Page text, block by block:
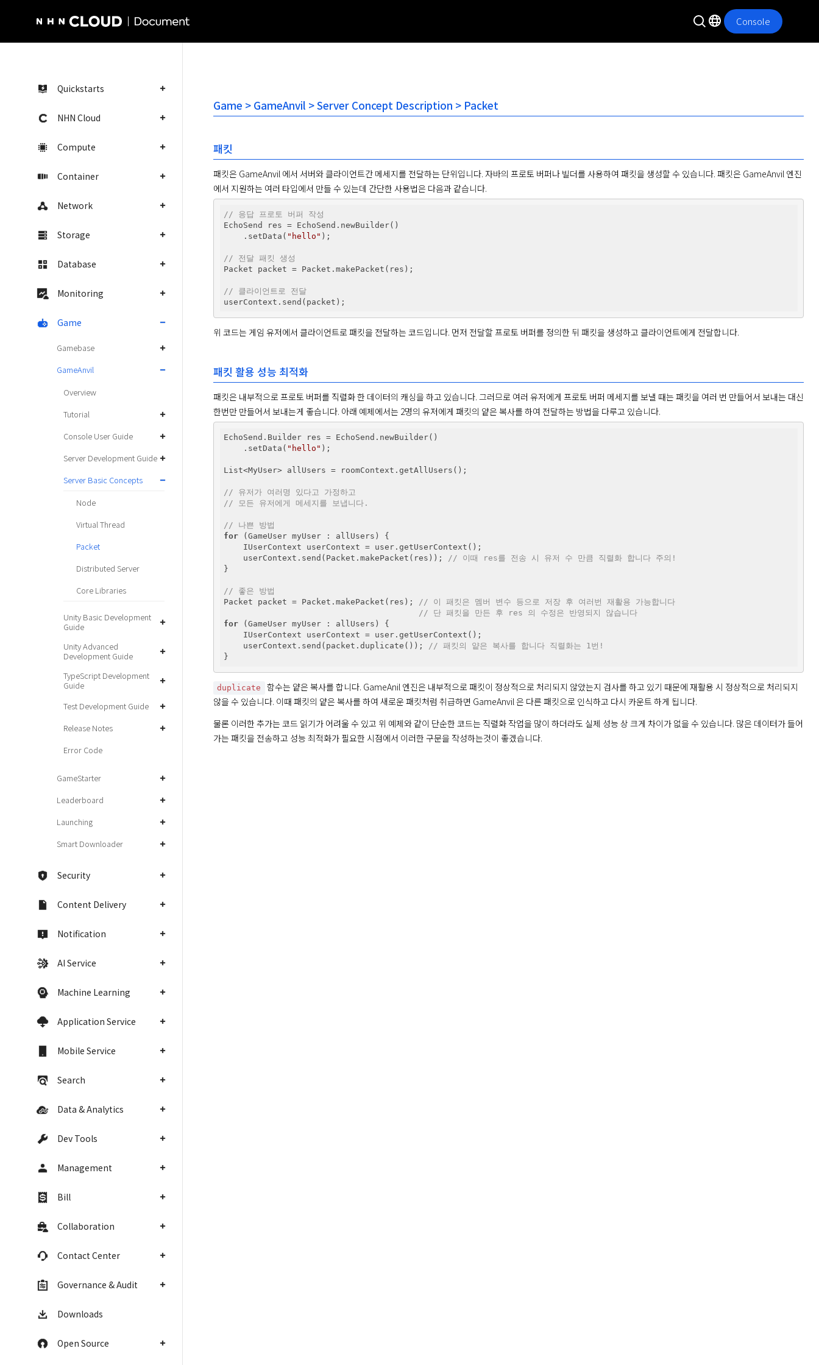
Console
Quickstarts
NHN Cloud
Compute
Container
Network
Storage
Database
Monitoring
Game
Gamebase
GameAnvil
Overview
Tutorial
Console User Guide
Server Development Guide
Server Basic Concepts
Node
Virtual Thread
Packet
Distributed Server
Core Libraries
Unity Basic Development
Guide
Unity Advanced
Development Guide
TypeScript Development
Guide
Test Development Guide
Release Notes
Error Code
GameStarter
Leaderboard
Launching
Smart Downloader
Security
Content Delivery
Notification
AI Service
Machine Learning
Application Service
Mobile Service
Search
Data & Analytics
Dev Tools
Management
Bill
Collaboration
Contact Center
Governance & Audit
Downloads
Open Source
Game > GameAnvil > Server Concept Description > Packet
패킷
패킷은 GameAnvil 에서 서버와 클라이언트간 메세지를 전달하는 단위입니다. 자바의 프로토 버퍼나 빌더를 사용하여 패킷을 생성할 수 있습니다. 패킷은 GameAnvil 엔진
에서 지원하는 여러 타입에서 만들 수 있는데 간단한 사용법은 다음과 같습니다.
// 응답 프로토 버퍼 작성
EchoSend res = EchoSend.newBuilder()
    .setData(
"hello" );
// 전달 패킷 생성
Packet packet = Packet.makePacket(res);
// 클라이언트로 전달
위 코드는 게임 유저에서 클라이언트로 패킷을 전달하는 코드입니다. 먼저 전달할 프로토 버퍼를 정의한 뒤 패킷을 생성하고 클라이언트에게 전달합니다.
패킷 활용 성능 최적화
패킷은 내부적으로 프로토 버퍼를 직렬화 한 데이터의 캐싱을 하고 있습니다. 그러므로 여러 유저에게 프로토 버퍼 메세지를 보낼 때는 패킷을 여러 번 만들어서 보내는 대신
한번만 만들어서 보내는게 좋습니다. 아래 예제에서는 2명의 유저에게 패킷의 얕은 복사를 하여 전달하는 방법을 다루고 있습니다.
EchoSend.Builder res = EchoSend.newBuilder()
    .setData(
"hello" );
List<MyUser> allUsers = roomContext.getAllUsers();
// 유저가 여러명 있다고 가정하고
// 모든 유저에게 메세지를 보냅니다.
// 나쁜 방법
for (GameUser myUser : allUsers) {
    IUserContext userContext = user.getUserContext();
    userContext.send(Packet.makePacket(res));
// 이때 res를 전송 시 유저 수 만큼 직렬화 합니다 주의!
}
// 좋은 방법
Packet packet = Packet.makePacket(res); // 이 패킷은 멤버 변수 등으로 저장 후 여러번 재활용 가능합니다
// 단 패킷을 만든 후 res 의 수정은 반영되지 않습니다
for (GameUser myUser : allUsers) {
    IUserContext userContext = user.getUserContext();
    userContext.send(packet.duplicate());
// 패킷의 얕은 복사를 합니다 직렬화는 1번!
duplicate
함수는 얕은 복사를 합니다. GameAnil 엔진은 내부적으로 패킷이 정상적으로 처리되지 않았는지 검사를 하고 있기 때문에 재활용 시 정상적으로 처리되지
않을 수 있습니다. 이때 패킷의 얕은 복사를 하여 새로운 패킷처럼 취급하면 GameAnvil 은 다른 패킷으로 인식하고 다시 카운트 하게 됩니다.
물론 이러한 추가는 코드 읽기가 어려울 수 있고 위 예제와 같이 단순한 코드는 직렬화 작업을 많이 하더라도 실제 성능 상 크게 차이가 없을 수 있습니다. 많은 데이터가 들어
가는 패킷을 전송하고 성능 최적화가 필요한 시점에서 이러한 구문을 작성하는것이 좋겠습니다.